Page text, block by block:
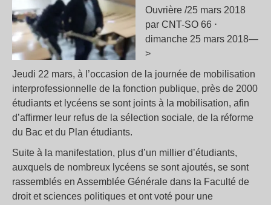
Ouvrière /25 mars 2018
par CNT-SO 66 ⋅
dimanche 25 mars 2018—
>
Jeudi 22 mars, à l’occasion de la journée de mobilisation
interprofessionnelle de la fonction publique, près de 2000
étudiants et lycéens se sont joints à la mobilisation, afin
d’affirmer leur refus de la sélection sociale, de la réforme
du Bac et du Plan étudiants.
Suite à la manifestation, plus d’un millier d’étudiants,
auxquels de nombreux lycéens se sont ajoutés, se sont
rassemblés en Assemblée Générale dans la Faculté de
droit et sciences politiques et ont voté pour une